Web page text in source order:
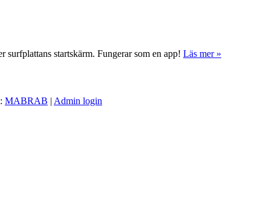
surfplattans startskärm. Fungerar som en app! Läs mer »
MABRAB | Admin login